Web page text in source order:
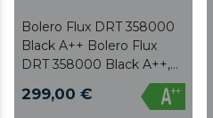
Bolero Flux DRT 358000
Black A++ Bolero Flux
DRT 358000 Black A++,
runde Wandhaube mit 35
cm Durchmesser, 715
299,00 €